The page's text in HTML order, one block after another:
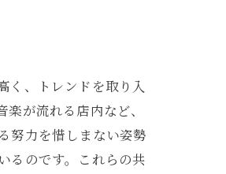
く、トレンドを取り入
が流れる店内など、
努力を惜しまない姿勢
るのです。これらの共